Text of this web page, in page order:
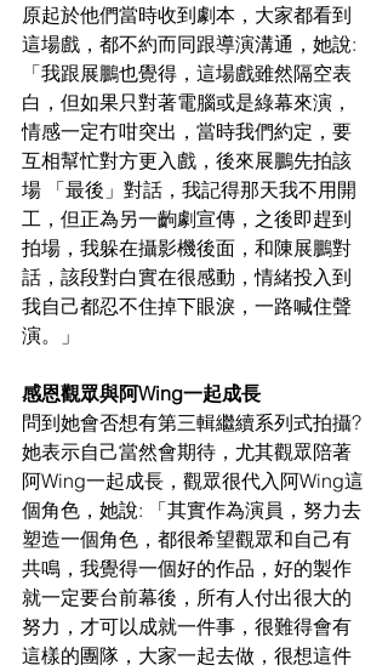
原起於他們當時收到劇本，大家都看到
這場戲，都不約而同跟導演溝通，她說:
「我跟展鵬也覺得，這場戲雖然隔空表
白，但如果只對著電腦或是綠幕來演，
情感一定冇咁突出，當時我們約定，要
互相幫忙對方更入戲，後來展鵬先拍該
場 「最後」對話，我記得那天我不用開
工，但正為另一齣劇宣傳，之後即趕到
拍場，我躲在攝影機後面，和陳展鵬對
話，該段對白實在很感動，情緒投入到
我自己都忍不住掉下眼淚，一路喊住聲
演。」
感恩觀眾與阿Wing一起成長
問到她會否想有第三輯繼續系列式拍攝?
她表示自己當然會期待，尤其觀眾陪著
阿Wing一起成長，觀眾很代入阿Wing這
個角色，她說: 「其實作為演員，努力去
塑造一個角色，都很希望觀眾和自己有
共鳴，我覺得一個好的作品，好的製作
就一定要台前幕後，所有人付出很大的
努力，才可以成就一件事，很難得會有
這樣的團隊，大家一起去做，很想這件